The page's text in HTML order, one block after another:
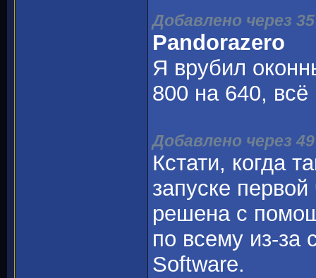
Добавлено через
Pandorazero
Я врубил
800 на 640, всё
Добавлено через
Кстати, когда
запуске
решена с
по всему из-за
Software.